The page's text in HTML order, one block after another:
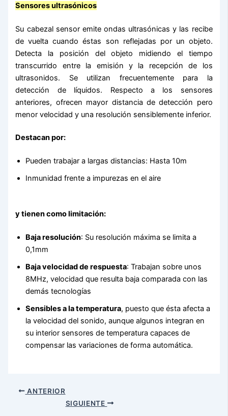
Sensores ultrasónicos
Su cabezal sensor emite ondas ultrasónicas y las recibe
de vuelta cuando éstas son reflejadas por un objeto.
Detecta la posición del objeto midiendo el tiempo
transcurrido entre la emisión y la recepción de los
ultrasonidos. Se utilizan frecuentemente para la
detección de líquidos. Respecto a los sensores
anteriores, ofrecen mayor distancia de detección pero
menor velocidad y una resolución sensiblemente inferior.
Destacan por:
Pueden trabajar a largas distancias: Hasta 10m
Inmunidad frente a impurezas en el aire
y tienen como limitación:
Baja resolución: Su resolución máxima se limita a
0,1mm
Baja velocidad de respuesta: Trabajan sobre unos
8MHz, velocidad que resulta baja comparada con las
demás tecnologías
Sensibles a la temperatura, puesto que ésta afecta a
la velocidad del sonido, aunque algunos integran en
su interior sensores de temperatura capaces de
compensar las variaciones de forma automática.
ANTERIOR
SIGUIENTE